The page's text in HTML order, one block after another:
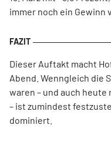
immer noch ein Gewinn
Dieser Auftakt macht
Abend. Wenngleich die
waren – und auch
– ist zumindest
dominiert.